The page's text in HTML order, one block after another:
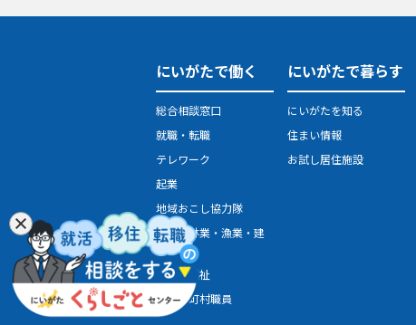
にいがたで働く
総合相談窓口
就職・転職
テレワーク
起業
地域おこし協力隊
農業・林業・漁業・建
設業
医療・福祉
県・市町村職員
にいがたで暮らす
にいがたを知る
住まい情報
お試し居住施設